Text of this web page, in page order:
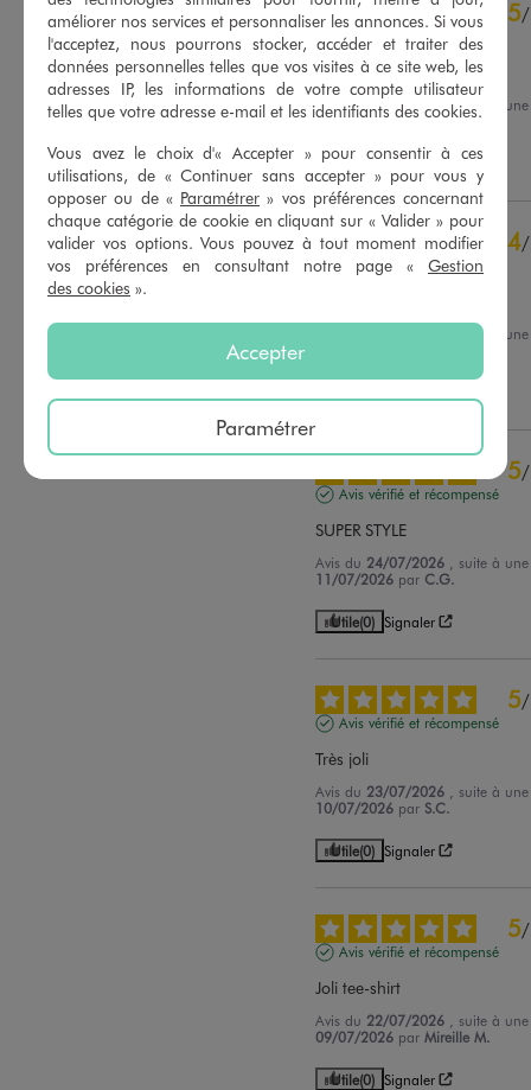
/5
contrôle
Voir tous les avis sur ce site
5étoiles
40
4étoiles
6
3étoiles
1
2étoiles
1étoile 0
Trier les avis
5/
Avis vérifié et récompensé
TOP
Avis du 02/08/2026
, suite à
20/07/2026 parSophie H.
Utile (0) Signaler
4/
Avis vérifié et récompensé
, suite à
5/
Avis vérifié et récompensé
SUPER STYLE
Avis du 24/07/2026
, suite à
11/07/2026 parC.G.
Utile(0) Signaler
5/
Avis vérifié et récompensé
Très joli
Avis du 23/07/2026
, suite à
10/07/2026 par S.C.
Utile(0) Signaler
5/
Avis vérifié et récompensé
Joli tee-shirt
Avis du 22/07/2026
, suite à
09/07/2026 parMireille M.
Utile(0) Signaler
améliorer nos services et personnaliser les annonces. Si vous
l'acceptez, nous pourrons stocker, accéder et traiter des
données personnelles telles que vos visites à ce site web, les
adresses IP, les informations de votre compte utilisateur
telles que votre adresse e-mail et les identifiants des cookies.
Vous avez le choix d'« Accepter » pour consentir à ces
utilisations, de « Continuer sans accepter » pour vous y
opposer ou de « Paramétrer » vos préférences concernant
chaque catégorie de cookie en cliquant sur « Valider » pour
valider vos options. Vous pouvez à tout moment modifier
vos préférences en consultant notre page « Gestion
des cookies ».
Accepter
Paramétrer